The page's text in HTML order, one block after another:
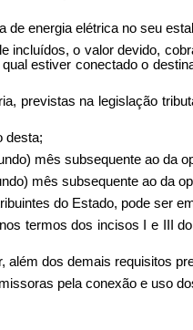
energia elétrica no seu
o valor devido,
estiver conectado o
previstas na legislação
desta;
mês subsequente ao da
mês subsequente ao da
do Estado, pode ser
termos dos incisos I e III
além dos demais requisitos
pela conexão e uso